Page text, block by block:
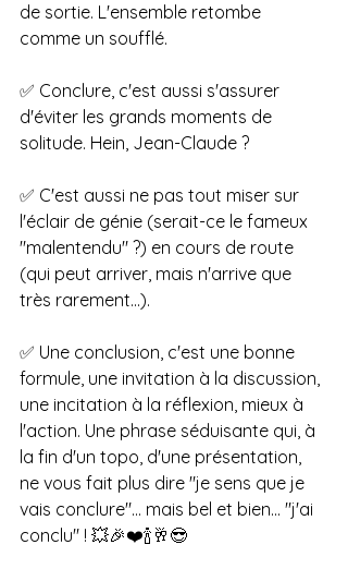
de sortie. L'ensemble retombe
comme un soufflé.
✅ Conclure, c'est aussi s'assurer
d'éviter les grands moments de
solitude. Hein, Jean-Claude ?
✅ C'est aussi ne pas tout miser sur
l'éclair de génie (serait-ce le fameux
"malentendu" ?) en cours de route
(qui peut arriver, mais n'arrive que
très rarement...).
✅ Une conclusion, c'est une bonne
formule, une invitation à la discussion,
une incitation à la réflexion, mieux à
l'action. Une phrase séduisante qui, à
la fin d'un topo, d'une présentation,
ne vous fait plus dire "je sens que je
vais conclure"… mais bel et bien... "j'ai
conclu" ! 💥🎉❤️🍾🥂😎